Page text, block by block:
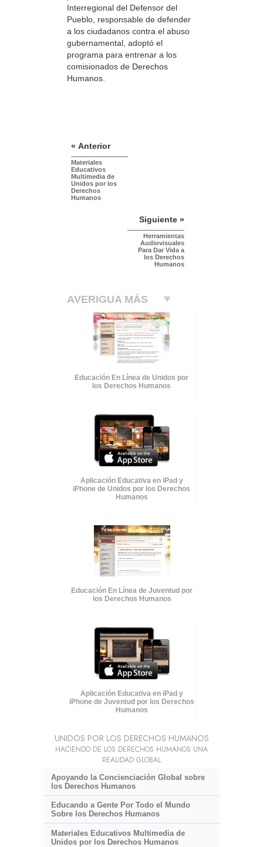
Interregional del Defensor del
Pueblo, responsable de defender
a los ciudadanos contra el abuso
gubernamental, adoptó el
programa para entrenar a los
comisionados de Derechos
Humanos.
« Anterior
Materiales
Educativos
Multimedia de
Unidos por los
Derechos
Humanos
Siguiente »
Herramientas
Audiovisuales
Para Dar Vida a
los Derechos
Humanos
AVERIGUA MÁS
Educación En Línea de Unidos por
los Derechos Humanos
Aplicación Educativa en iPad y
iPhone de Unidos por los Derechos
Humanos
Educación En Línea de Juventud por
los Derechos Humanos
Aplicación Educativa en iPad y
iPhone de Juventud por los Derechos
Humanos
UNIDOS POR LOS DERECHOS HUMANOS
HACIENDO DE LOS DERECHOS HUMANOS UNA
REALIDAD GLOBAL
Apoyando la Concienciación Global sobre
los Derechos Humanos
Educando a Gente Por Todo el Mundo
Sobre los Derechos Humanos
Materiales Educativos Multimedia de
Unidos por los Derechos Humanos